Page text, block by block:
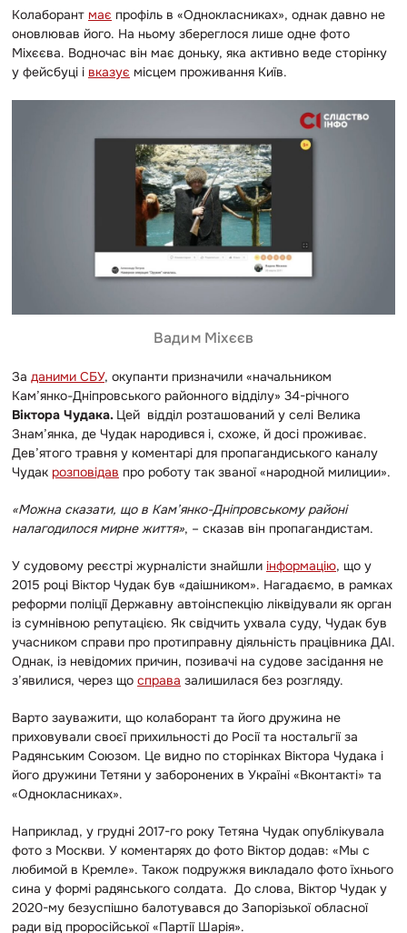
Колаборант має профіль в «Однокласниках», однак давно не
оновлював його. На ньому збереглося лише одне фото
Міхєєва. Водночас він має доньку, яка активно веде сторінку
у фейсбуці і вказує місцем проживання Київ.
Вадим Міхєєв
За даними СБУ, окупанти призначили «начальником
Кам’янко-Дніпровського районного відділу» 34-річного
Віктора Чудака. Цей відділ розташований у селі Велика
Знам’янка, де Чудак народився і, схоже, й досі проживає.
Дев’ятого травня у коментарі для пропагандиського каналу
Чудак розповідав про роботу так званої «народной милиции».
«Можна сказати, що в Кам’янко-Дніпровському районі
налагодилося мирне життя», – сказав він пропагандистам.
У судовому реєстрі журналісти знайшли інформацію, що у
2015 році Віктор Чудак був «даішником». Нагадаємо, в рамках
реформи поліції Державну автоінспекцію ліквідували як орган
із сумнівною репутацією. Як свідчить ухвала суду, Чудак був
учасником справи про протиправну діяльність працівника ДАІ.
Однак, із невідомих причин, позивачі на судове засідання не
з’явилися, через що справа залишилася без розгляду.
Варто зауважити, що колаборант та його дружина не
приховували своєї прихильності до Росії та ностальгії за
Радянським Союзом. Це видно по сторінках Віктора Чудака і
його дружини Тетяни у заборонених в Україні «Вконтакті» та
«Однокласниках».
Наприклад, у грудні 2017-го року Тетяна Чудак опублікувала
фото з Москви. У коментарях до фото Віктор додав: «Мы с
любимой в Кремле». Також подружжя викладало фото їхнього
сина у формі радянського солдата. До слова, Віктор Чудак у
2020-му безуспішно балотувався до Запорізької обласної
ради від проросійської «Партії Шарія».